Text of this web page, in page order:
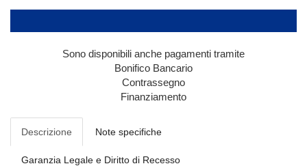
Sono disponibili anche pagamenti tramite
Bonifico Bancario
Contrassegno
Finanziamento
Descrizione Note specifiche
Garanzia Legale e Diritto di Recesso